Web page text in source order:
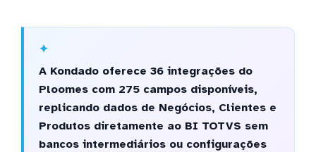
A Kondado oferece 36 integrações do
Ploomes com 275 campos disponíveis,
replicando dados de Negócios, Clientes e
Produtos diretamente ao BI TOTVS sem
bancos intermediários ou configurações